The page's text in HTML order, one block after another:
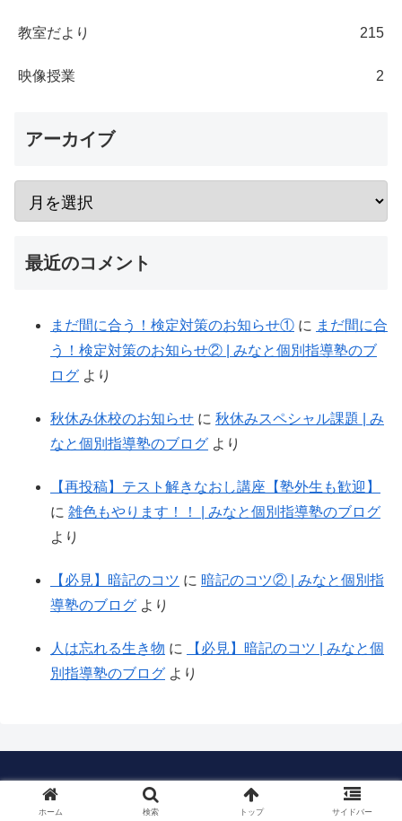
教室だより 215
映像授業 2
アーカイブ
最近のコメント
まだ間に合う！検定対策のお知らせ① に まだ間に合
う！検定対策のお知らせ② | みなと個別指導塾のブ
ログ より
秋休み休校のお知らせ に 秋休みスペシャル課題 | み
なと個別指導塾のブログ より
【再投稿】テスト解きなおし講座【塾外生も歓迎】
に 雑色もやります！！ | みなと個別指導塾のブログ
より
【必見】暗記のコツ に 暗記のコツ② | みなと個別指
導塾のブログ より
人は忘れる生き物 に
【必見】暗記のコツ | みなと個
別指導塾のブログ より
Copyright © 2018-2026 みなと個別指導塾 All Rights Reserved.
ホーム 検索 トップ サイドバー